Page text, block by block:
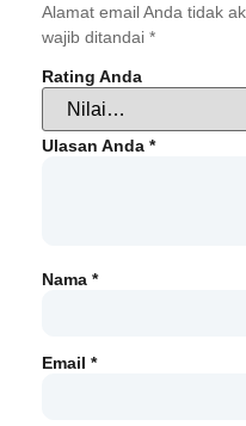
Alamat email Anda tidak
wajib ditandai *
Rating Anda
Ulasan Anda *
Nama *
Email *